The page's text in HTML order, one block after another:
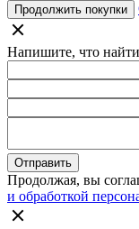
Продолжить покупки
Напишите, что найти
Отправить
Продолжая, вы
и обработкой